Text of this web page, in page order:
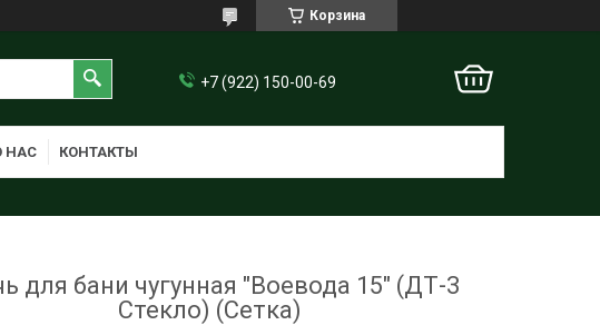
Корзина
+7 (922) 150-00-69
НАС КОНТАКТЫ
для бани чугунная "Воевода 15" (ДТ-3
Стекло) (Сетка)